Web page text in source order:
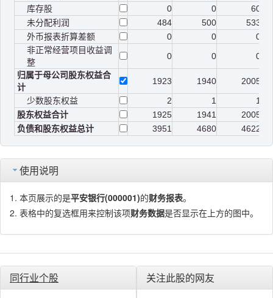
库存股
0 0
60
未分配利润
484 500
533
外币报表折算差额
0 0
0
非正常经营项目收益调
整
0 0
0
归属于母公司股东权益合
计
1923 1940
2005
少数股东权益
2 1
1
股东权益合计
1925 1941
2005
负债和股东权益总计
3951 4680 4622
使用说明
本页展示的是平安银行(000001)的财务报表。
表格中的复选框用来控制该项财务数据是否显示在上方的图中。
同行业个股 关注此股的网友